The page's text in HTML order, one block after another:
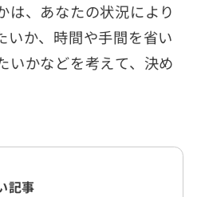
は、あなたの状況により
いか、時間や手間を省い
いかなどを考えて、決め
記事